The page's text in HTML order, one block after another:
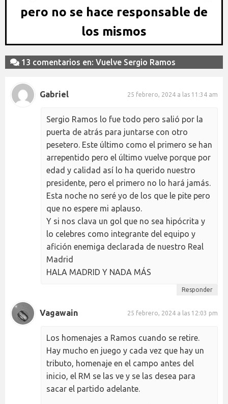
pero no se hace responsable de
los mismos
13 comentarios en: Vuelve Sergio Ramos
Gabriel 25 febrero, 2024 a las 11:34 am
Sergio Ramos lo fue todo pero salió por la
puerta de atrás para juntarse con otro
pesetero. Este último como el primero se han
arrepentido pero el último vuelve porque por
edad y calidad así lo ha querido nuestro
presidente, pero el primero no lo hará jamás.
Esta noche no seré yo de los que le pite pero
que no espere mi aplauso.
Y si nos clava un gol que no sea hipócrita y
lo celebres como integrante del equipo y
afición enemiga declarada de nuestro Real
Madrid
HALA MADRID Y NADA MÁS
Responder
Vagawain 25 febrero, 2024 a las 12:03 pm
Los homenajes a Ramos cuando se retire.
Hay mucho en juego y cada vez que hay un
tributo, homenaje en el campo antes del
inicio, el RM se las ve y se las desea para
sacar el partido adelante.